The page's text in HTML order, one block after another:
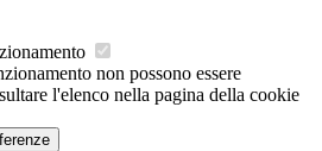
non possono essere
l'elenco nella pagina della cookie